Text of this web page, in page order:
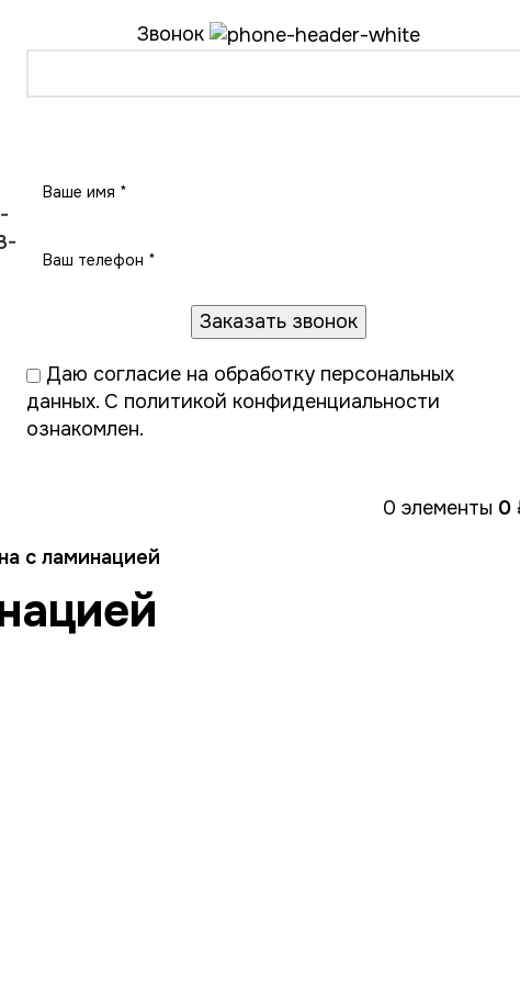
Звонок
Даю согласие на обработку персональных
данных. С политикой конфиденциальности
ознакомлен.
0 элементы 0
с ламинацией